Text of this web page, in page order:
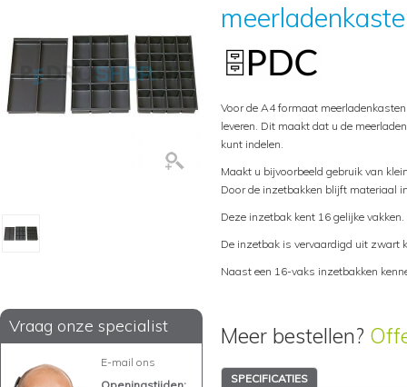
Vraag onze specialist
E-mail ons
Voor de A4 formaat
leveren. Dit maakt dat u de
kunt indelen.
Maakt u bijvoorbeeld gebruik van
Door de inzetbakken blijft materiaal
Deze inzetbak kent 16 gelijke vakken.
De inzetbak is vervaardigd uit zwart
Naast een 16-vaks inzetbakken
Meer bestellen?
SPECIFICATIES